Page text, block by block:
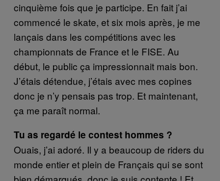
cinquième fois que je participe. En fait j’ai
commencé le skate, et six mois après, je me
lançais dans les compétitions avec les
championnats de France et le FISE. Au
début, le public ça impressionnait mais bon.
J’étais détendue, j’étais avec mes copines
donc je n’y pensais pas trop. Et maintenant,
ça me paraît normal.
Tu as regardé le contest hommes ?
Ouais, j’ai adoré. Il y a beaucoup de riders du
monde entier et plein de Français qui se sont